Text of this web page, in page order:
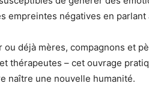
empreintes négatives en
ou déjà mères, compagnons et
thérapeutes – cet ouvrage
naître une nouvelle humanité.